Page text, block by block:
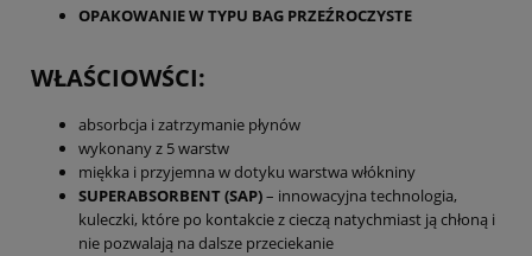
OPAKOWANIE W TYPU BAG PRZEŹROCZYSTE
WŁAŚCIOWŚCI:
absorbcja i zatrzymanie płynów
wykonany z 5 warstw
miękka i przyjemna w dotyku warstwa włókniny
SUPERABSORBENT (SAP)– innowacyjna technologia,
kuleczki, które po kontakcie z cieczą natychmiast ją chłoną i
nie pozwalają na dalsze przeciekanie